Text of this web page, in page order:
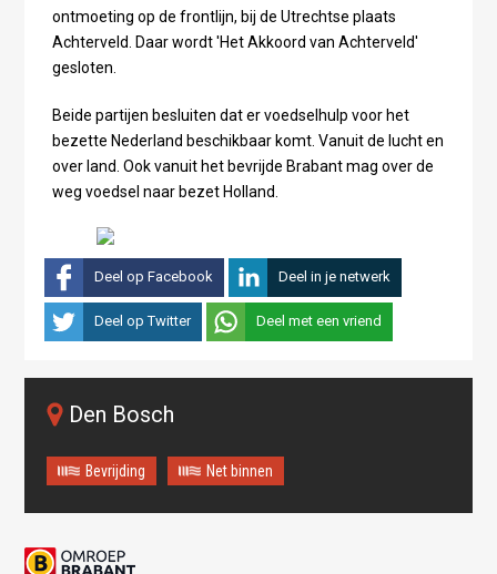
ontmoeting op de frontlijn, bij de Utrechtse plaats
Achterveld. Daar wordt 'Het Akkoord van Achterveld'
gesloten.
Beide partijen besluiten dat er voedselhulp voor het
bezette Nederland beschikbaar komt. Vanuit de lucht en
over land. Ook vanuit het bevrijde Brabant mag over de
weg voedsel naar bezet Holland.
Deel op Facebook Deel in je netwerk
Deel op Twitter Deel met een vriend
Den Bosch
Bevrijding Net binnen